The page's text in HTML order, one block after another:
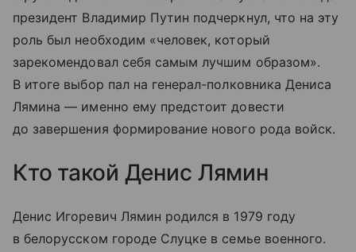
президент Владимир Путин подчеркнул, что на эту
роль был необходим «человек, который
зарекомендовал себя самым лучшим образом».
В итоге выбор пал на генерал-полковника Дениса
Лямина — именно ему предстоит довести
до завершения формирование нового рода войск.
Кто такой Денис Лямин
Денис Игоревич Лямин родился в 1979 году
в белорусском городе Слуцке в семье военного.